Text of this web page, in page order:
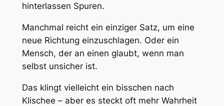
hinterlassen Spuren.
Manchmal reicht ein einziger Satz, um eine
neue Richtung einzuschlagen. Oder ein
Mensch, der an einen glaubt, wenn man
selbst unsicher ist.
Das klingt vielleicht ein bisschen nach
Klischee – aber es steckt oft mehr Wahrheit